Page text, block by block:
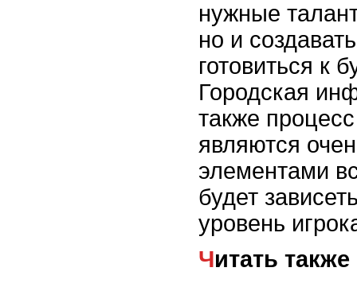
нужные
но и
готовиться к
Городская
также
являются
элементами
будет
уровень
Читать также